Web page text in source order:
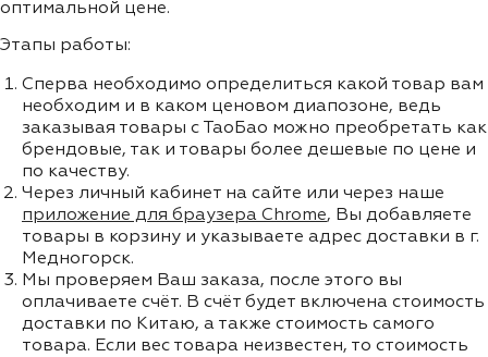
оптимальной цене.
Этапы работы:
Сперва необходимо определиться какой товар вам
необходим и в каком ценовом диапозоне, ведь
заказывая товары с ТаоБао можно преобретать как
брендовые, так и товары более дешевые по цене и
по качеству.
Через личный кабинет на сайте или через наше
приложение для браузера Chrome, Вы добавляете
товары в корзину и указываете адрес доставки в г.
Медногорск.
Мы проверяем Ваш заказа, после этого вы
оплачиваете счёт. В счёт будет включена стоимость
доставки по Китаю, а также стоимость самого
товара. Если вес товара неизвестен, то стоимость